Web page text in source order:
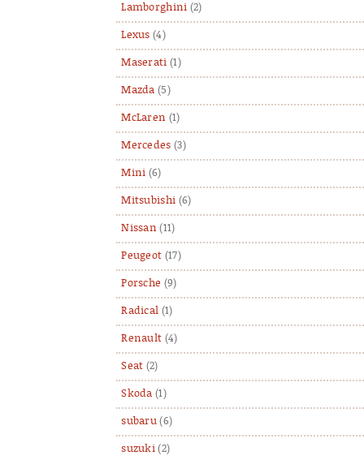
Lamborghini (2)
Lexus (4)
Maserati (1)
Mazda (5)
McLaren (1)
Mercedes (3)
Mini (6)
Mitsubishi (6)
Nissan (11)
Peugeot (17)
Porsche (9)
Radical (1)
Renault (4)
Seat (2)
Skoda (1)
subaru (6)
suzuki (2)